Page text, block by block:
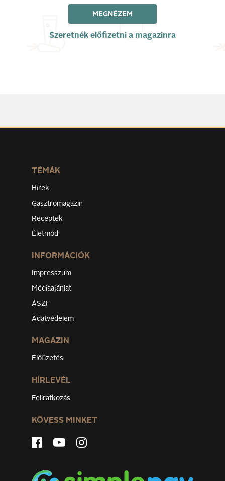
MEGNÉZEM
Szeretnék előfizetni a magazinra
TÉMÁK
Hírek
Gasztromagazin
Receptek
Életmód
INFORMÁCIÓK
Impresszum
Médiaajánlat
ÁSZF
Adatvédelem
MAGAZIN
Előfizetés
HÍRLEVÉL
Feliratkozás
KÖVESS MINKET